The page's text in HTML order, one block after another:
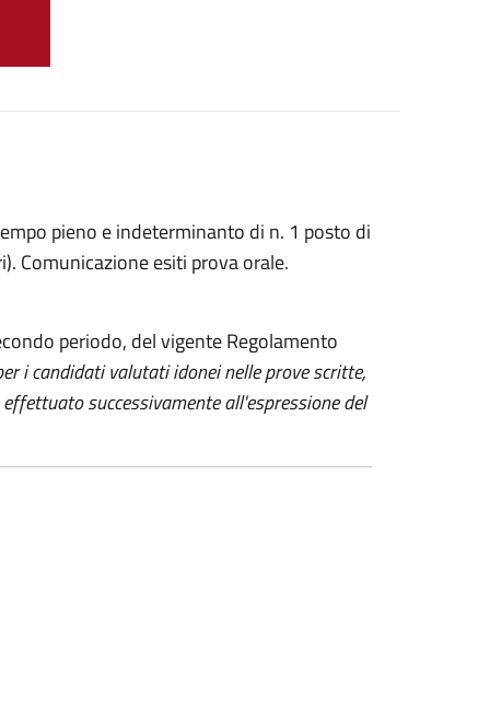
pieno e indeterminanto di n. 1 posto di
Comunicazione esiti prova orale.
periodo, del vigente Regolamento
i candidati valutati idonei nelle prove scritte,
successivamente all'espressione del